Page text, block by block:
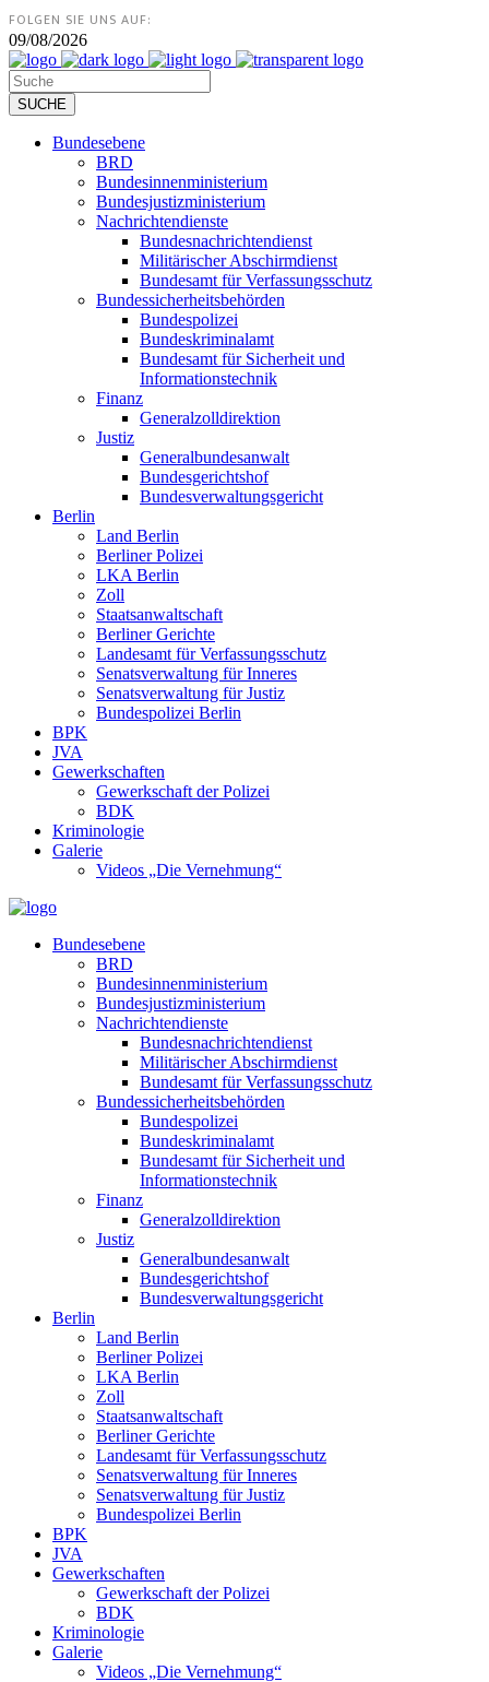
FOLGEN SIE UNS AUF:
09/08/2026
Bundesebene
BRD
Bundesinnenministerium
Bundesjustizministerium
Nachrichtendienste
Bundesnachrichtendienst
Militärischer Abschirmdienst
Bundesamt für Verfassungsschutz
Bundessicherheitsbehörden
Bundespolizei
Bundeskriminalamt
Bundesamt für Sicherheit und
Informationstechnik
Finanz
Generalzolldirektion
Justiz
Generalbundesanwalt
Bundesgerichtshof
Bundesverwaltungsgericht
Berlin
Land Berlin
Berliner Polizei
LKA Berlin
Zoll
Staatsanwaltschaft
Berliner Gerichte
Landesamt für Verfassungsschutz
Senatsverwaltung für Inneres
Senatsverwaltung für Justiz
Bundespolizei Berlin
BPK
JVA
Gewerkschaften
Gewerkschaft der Polizei
BDK
Kriminologie
Galerie
Videos „Die Vernehmung“
Bundesebene
BRD
Bundesinnenministerium
Bundesjustizministerium
Nachrichtendienste
Bundesnachrichtendienst
Militärischer Abschirmdienst
Bundesamt für Verfassungsschutz
Bundessicherheitsbehörden
Bundespolizei
Bundeskriminalamt
Bundesamt für Sicherheit und
Informationstechnik
Finanz
Generalzolldirektion
Justiz
Generalbundesanwalt
Bundesgerichtshof
Bundesverwaltungsgericht
Berlin
Land Berlin
Berliner Polizei
LKA Berlin
Zoll
Staatsanwaltschaft
Berliner Gerichte
Landesamt für Verfassungsschutz
Senatsverwaltung für Inneres
Senatsverwaltung für Justiz
Bundespolizei Berlin
BPK
JVA
Gewerkschaften
Gewerkschaft der Polizei
BDK
Kriminologie
Galerie
Videos „Die Vernehmung“